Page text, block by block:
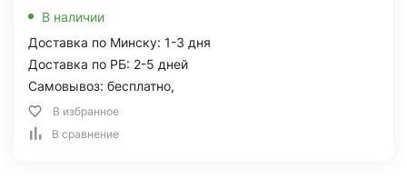
В наличии
Доставка по Минску: 1-3 дня
Доставка по РБ: 2-5 дней
Самовывоз: бесплатно,
В избранное
В сравнение